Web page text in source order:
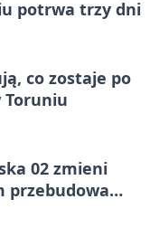
potrwa trzy dni
co zostaje po
Toruniu
02 zmieni
przebudowa